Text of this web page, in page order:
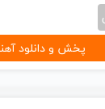
پخش و دانلود